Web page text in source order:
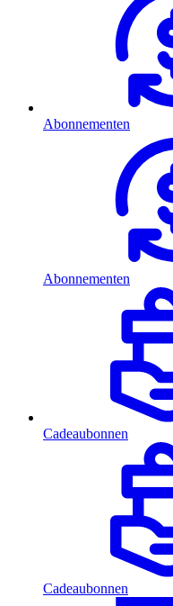
Abonnementen
Abonnementen
Cadeaubonnen
Cadeaubonnen